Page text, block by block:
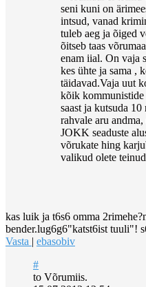
seni kuni on
intsud, vanad
tuleb aeg ja õiged
õitseb taas
enam iial. On vaja
kes ühte ja sama ,
täidavad.Vaja uut
kõik kommunistide
saast ja kutsuda
rahvale aru
JOKK seaduste
võrukate hing
valikud olete
kas luik ja t6s6 omma
bender.lug6g6"katst6ist tuuli"!
Vasta | ebasobiv
#
to Võrumiis.